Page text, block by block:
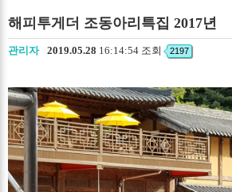
해피투게더 조동아리특집 2017년
관리자 2019.05.28 16:14:54 조회 2197